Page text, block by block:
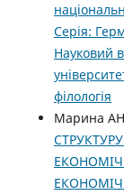
Серія:
Науковий
філологія
Марина